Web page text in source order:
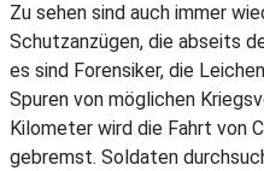
Zu sehen sind auch immer
Schutzanzügen, die abseits
es sind Forensiker, die
Spuren von möglichen
Kilometer wird die Fahrt von
gebremst. Soldaten